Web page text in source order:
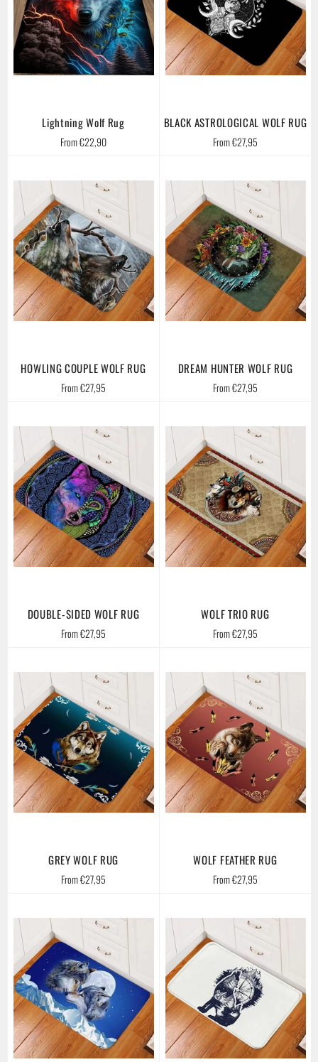
Lightning Wolf Rug
From €22,90
BLACK ASTROLOGICAL WOLF RUG
From €27,95
HOWLING COUPLE WOLF RUG
From €27,95
DREAM HUNTER WOLF RUG
From €27,95
DOUBLE-SIDED WOLF RUG
From €27,95
WOLF TRIO RUG
From €27,95
GREY WOLF RUG
From €27,95
WOLF FEATHER RUG
From €27,95